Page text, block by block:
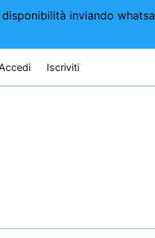
inviando
Iscriviti